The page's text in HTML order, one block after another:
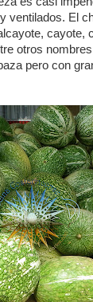
ventilados. El
cayote,
otros
pero con